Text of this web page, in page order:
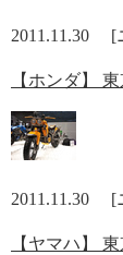
2011.11.30 [
【ホンダ】
2011.11.30 [
【ヤマハ】